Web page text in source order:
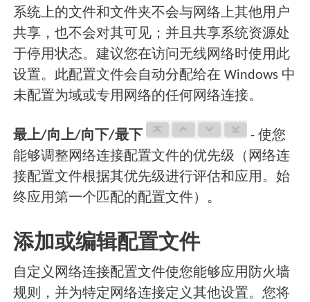
系统上的文件和文件夹不会与网络上其他用户
共享，也不会对其可见；并且共享系统资源处
于停用状态。建议您在访问无线网络时使用此
设置。此配置文件会自动分配给在 Windows 中
未配置为域或专用网络的任何网络连接。
最上/向上/向下/最下
- 使您
能够调整网络连接配置文件的优先级（网络连
接配置文件根据其优先级进行评估和应用。始
终应用第一个匹配的配置文件）。
添加或编辑配置文件
自定义网络连接配置文件使您能够应用防火墙
规则，并为特定网络连接定义其他设置。您将